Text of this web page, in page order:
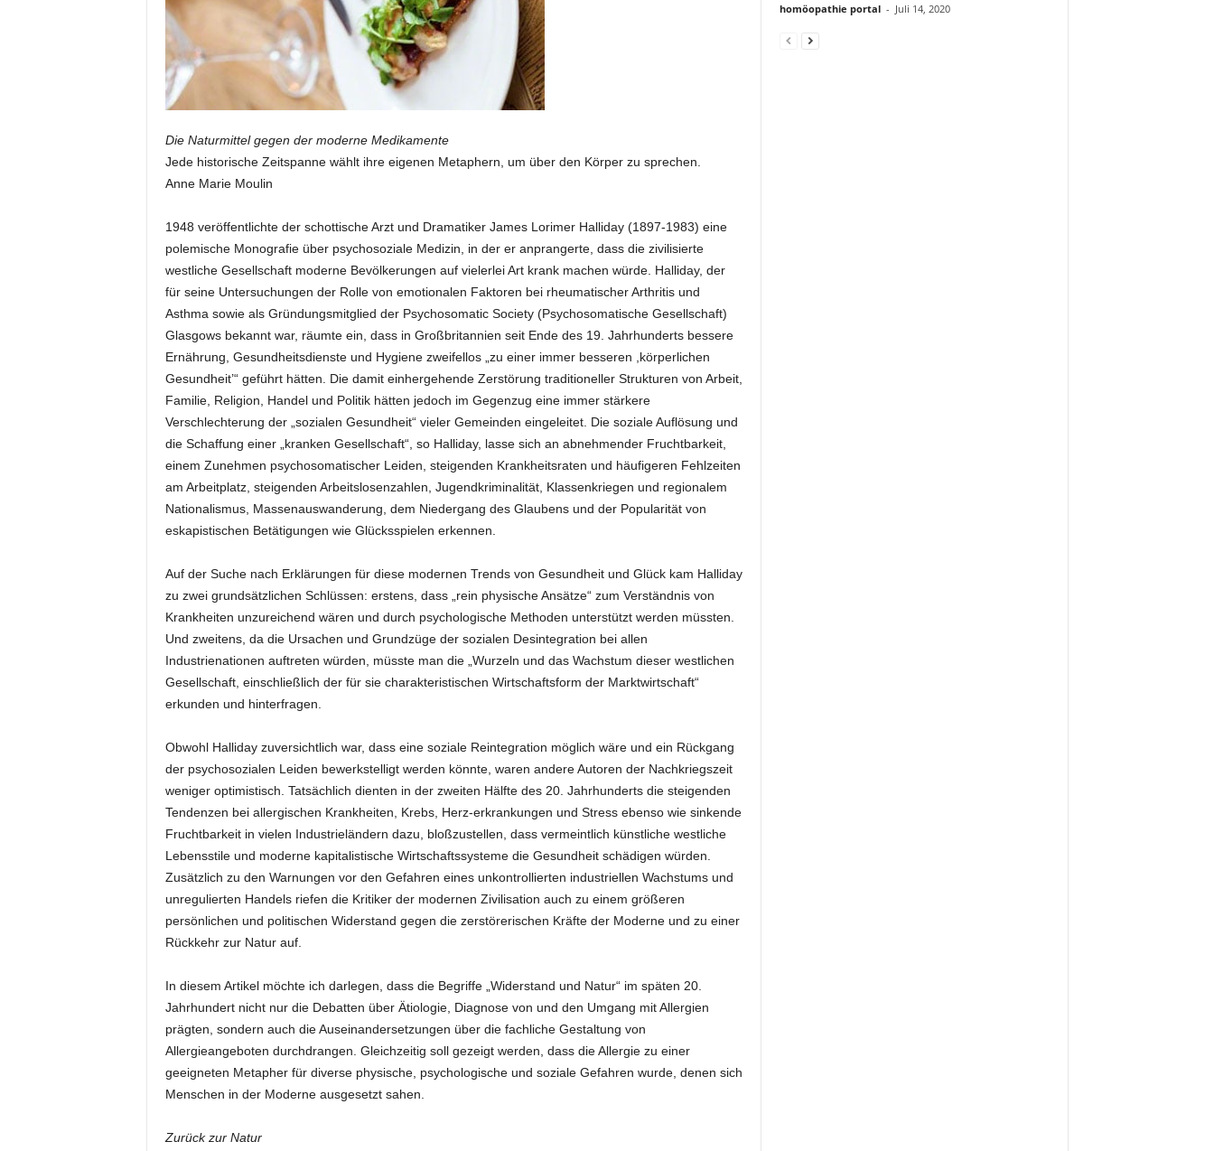
Die Naturmittel gegen der moderne Medikamente
Jede historische Zeitspanne wählt ihre eigenen Metaphern, um über den Körper zu sprechen.
Anne Marie Moulin
1948 veröffentlichte der schottische Arzt und Dramatiker James Lorimer Halliday (1897-1983) eine
polemische Monografie über psychosoziale Medizin, in der er anprangerte, dass die zivilisierte
westliche Gesellschaft moderne Bevölkerungen auf vielerlei Art krank machen würde. Halliday, der
für seine Untersuchungen der Rolle von emotionalen Faktoren bei rheumatischer Arthritis und
Asthma sowie als Gründungsmitglied der Psychosomatic Society (Psychosomatische Gesellschaft)
Glasgows bekannt war, räumte ein, dass in Großbritannien seit Ende des 19. Jahrhunderts bessere
Ernährung, Gesundheitsdienste und Hygiene zweifellos „zu einer immer besseren ,körperlichen
Gesundheit’“ geführt hätten. Die damit einhergehende Zerstörung traditioneller Strukturen von Arbeit,
Familie, Religion, Handel und Politik hätten jedoch im Gegenzug eine immer stärkere
Verschlechterung der „sozialen Gesundheit“ vieler Gemeinden eingeleitet. Die soziale Auflösung und
die Schaffung einer „kranken Gesellschaft“, so Halliday, lasse sich an abnehmender Fruchtbarkeit,
einem Zunehmen psychosomatischer Leiden, steigenden Krankheitsraten und häufigeren Fehlzeiten
am Arbeitplatz, steigenden Arbeitslosenzahlen, Jugendkriminalität, Klassenkriegen und regionalem
Nationalismus, Massenauswanderung, dem Niedergang des Glaubens und der Popularität von
eskapistischen Betätigungen wie Glücksspielen erkennen.
Auf der Suche nach Erklärungen für diese modernen Trends von Gesundheit und Glück kam Halliday
zu zwei grundsätzlichen Schlüssen: erstens, dass „rein physische Ansätze“ zum Verständnis von
Krankheiten unzureichend wären und durch psychologische Methoden unterstützt werden müssten.
Und zweitens, da die Ursachen und Grundzüge der sozialen Desintegration bei allen
Industrienationen auftreten würden, müsste man die „Wurzeln und das Wachstum dieser westlichen
Gesellschaft, einschließlich der für sie charakteristischen Wirtschaftsform der Marktwirtschaft“
erkunden und hinterfragen.
Obwohl Halliday zuversichtlich war, dass eine soziale Reintegration möglich wäre und ein Rückgang
der psychosozialen Leiden bewerkstelligt werden könnte, waren andere Autoren der Nachkriegszeit
weniger optimistisch. Tatsächlich dienten in der zweiten Hälfte des 20. Jahrhunderts die steigenden
Tendenzen bei allergischen Krankheiten, Krebs, Herz-erkrankungen und Stress ebenso wie sinkende
Fruchtbarkeit in vielen Industrieländern dazu, bloßzustellen, dass vermeintlich künstliche westliche
Lebensstile und moderne kapitalistische Wirtschaftssysteme die Gesundheit schädigen würden.
Zusätzlich zu den Warnungen vor den Gefahren eines unkontrollierten industriellen Wachstums und
unregulierten Handels riefen die Kritiker der modernen Zivilisation auch zu einem größeren
persönlichen und politischen Widerstand gegen die zerstörerischen Kräfte der Moderne und zu einer
Rückkehr zur Natur auf.
In diesem Artikel möchte ich darlegen, dass die Begriffe „Widerstand und Natur“ im späten 20.
Jahrhundert nicht nur die Debatten über Ätiologie, Diagnose von und den Umgang mit Allergien
prägten, sondern auch die Auseinandersetzungen über die fachliche Gestaltung von
Allergieangeboten durchdrangen. Gleichzeitig soll gezeigt werden, dass die Allergie zu einer
geeigneten Metapher für diverse physische, psychologische und soziale Gefahren wurde, denen sich
Menschen in der Moderne ausgesetzt sahen.
Zurück zur Natur
homöopathie portal - Juli 14, 2020